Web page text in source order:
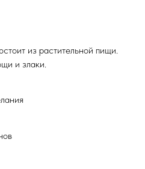
из растительной пищи.
и злаки.